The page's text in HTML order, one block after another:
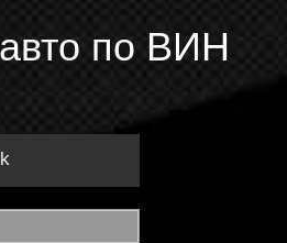
по ВИН